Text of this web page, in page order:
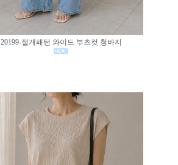
20199-절개패턴 와이드 부츠컷 청바지